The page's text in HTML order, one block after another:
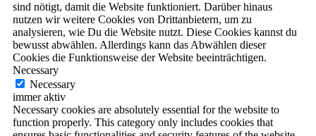
sind nötigt, damit die Website funktioniert. Darüber hinaus
nutzen wir weitere Cookies von Drittanbietern, um zu
analysieren, wie Du die Website nutzt. Diese Cookies kannst du
bewusst abwählen. Allerdings kann das Abwählen dieser
Cookies die Funktionsweise der Website beeinträchtigen.
Necessary
Necessary
immer aktiv
Necessary cookies are absolutely essential for the website to
function properly. This category only includes cookies that